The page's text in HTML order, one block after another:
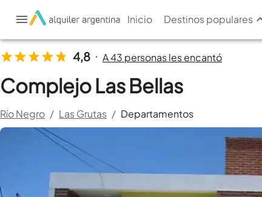
Inicio Destinos populares
4,8 • A 43 personas les encantó
Complejo Las Bellas
Río Negro / Las Grutas / Departamentos